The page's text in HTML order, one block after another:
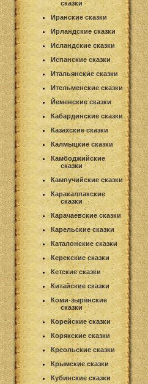
сказки
Иранские сказки
Ирландские сказки
Исландские сказки
Испанские сказки
Итальянские сказки
Ительменские сказки
Йеменские сказки
Кабардинские сказки
Казахские сказки
Калмыцкие сказки
Камбоджийские
сказки
Кампучийские сказки
Каракалпакские
сказки
Карачаевские сказки
Карельские сказки
Каталонские сказки
Керекские сказки
Кетские сказки
Китайские сказки
Коми-зырянские
сказки
Корейские сказки
Корякские сказки
Креольские сказки
Крымские сказки
Кубинские сказки